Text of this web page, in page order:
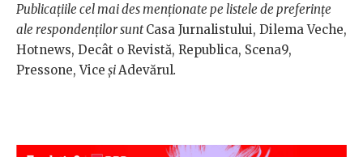
Publicațiile cel mai des menționate pe listele de preferințe
ale respondenților suntCasa Jurnalistului, Dilema Veche,
Hotnews, Decât o Revistă, Republica, Scena9,
Pressone, Vice și Adevărul.